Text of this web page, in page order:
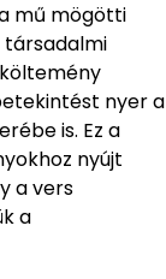
mű mögötti
társadalmi
nyer a
is. Ez a
nyújt
a vers
a